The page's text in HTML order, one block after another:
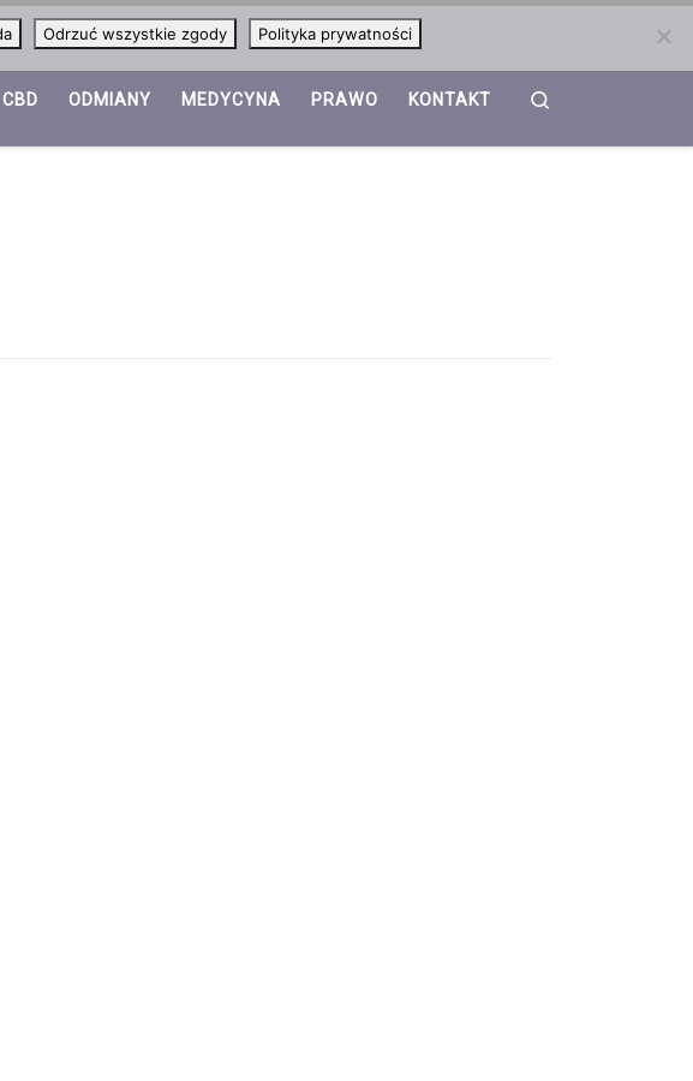
CBD ODMIANY MEDYCYNA PRAWO KONTAKT
Odrzuć wszystkie zgody Polityka prywatności